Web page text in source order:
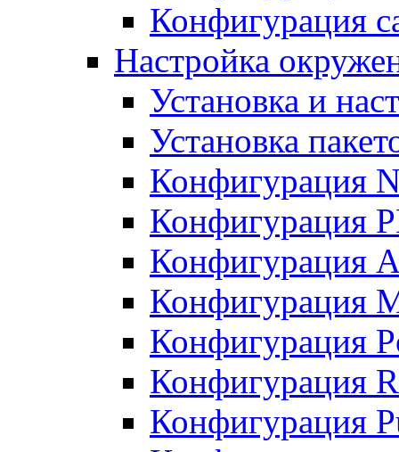
Конфигурация
Настройка
Установка и
Установка
Конфигурация
Конфигурация
Конфигурация
Конфигурация
Конфигурация
Конфигурация
Конфигурация